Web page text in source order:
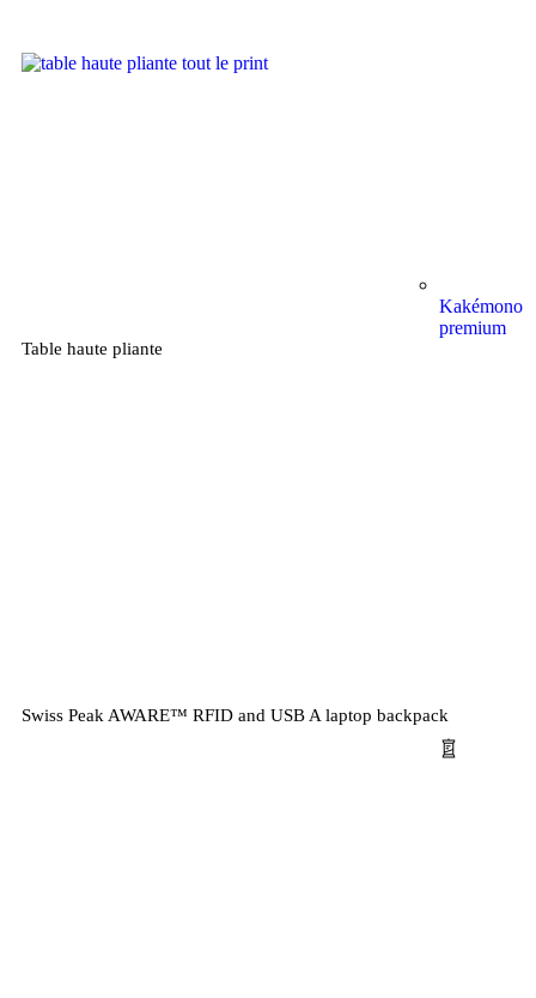
Kakémono
premium
Table haute pliante
Swiss Peak AWARE™ RFID and USB A laptop backpack